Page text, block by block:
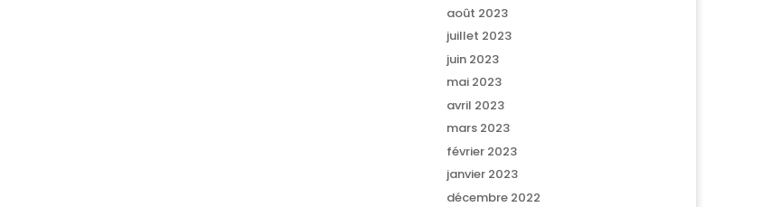
août 2023
juillet 2023
juin 2023
mai 2023
avril 2023
mars 2023
février 2023
janvier 2023
décembre 2022